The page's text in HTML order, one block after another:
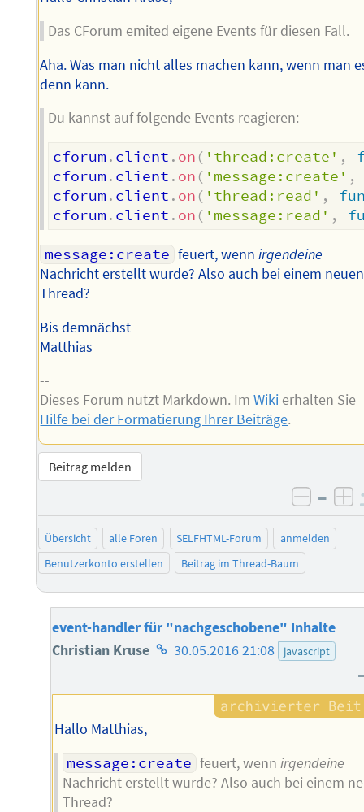
Das CForum emited eigene Events für diesen Fall.
Aha. Was man nicht alles machen kann, wenn man
denn kann.
Du kannst auf folgende Events reagieren:
cforum . client . on ( 'thread:create' ,
cforum . client . on ( 'message:create' ,
cforum . client . on ( 'thread:read' ,
cforum . client . on ( 'message:read' ,
message:create feuert, wennirgendeine
Nachricht erstellt wurde? Also auch bei einem neuen
Thread?
Bis demnächst
Matthias
--
Dieses Forum nutzt Markdown. ImWiki erhalten Sie
Hilfe bei der Formatierung Ihrer Beiträge.
Beitrag melden
–
Übersicht alle Foren SELFHTML-Forum
anmelden
Benutzerkonto erstellen
Beitrag im Thread-Baum
event-handler für "nachgeschobene" Inhalte
Christian Kruse Homepage
Autors
30.05.2016 21:08 javascript
Hallo Matthias,
message:create feuert, wennirgendeine
Nachricht erstellt wurde? Also auch bei einem
Thread?